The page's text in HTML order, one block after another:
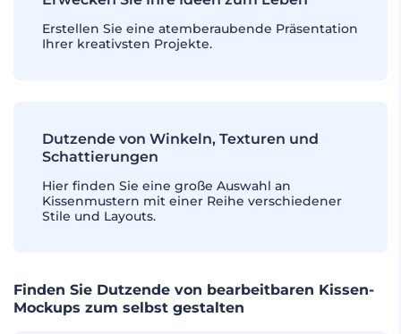
Erstellen Sie eine atemberaubende Präsentation
Ihrer kreativsten Projekte.
Dutzende von Winkeln, Texturen und
Schattierungen
Hier finden Sie eine große Auswahl an
Kissenmustern mit einer Reihe verschiedener
Stile und Layouts.
Finden Sie Dutzende von bearbeitbaren Kissen-
Mockups zum selbst gestalten